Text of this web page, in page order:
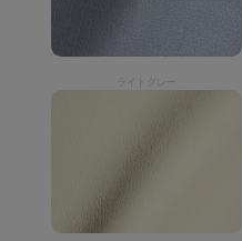
ライトグレー